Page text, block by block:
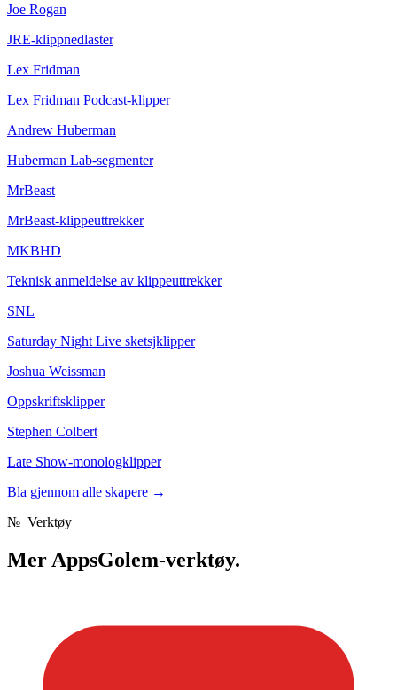
Joe Rogan
JRE-klippnedlaster
Lex Fridman
Lex Fridman Podcast-klipper
Andrew Huberman
Huberman Lab-segmenter
MrBeast
MrBeast-klippeuttrekker
MKBHD
Teknisk anmeldelse av klippeuttrekker
SNL
Saturday Night Live sketsjklipper
Joshua Weissman
Oppskriftsklipper
Stephen Colbert
Late Show-monologklipper
Bla gjennom alle skapere →
№ Verktøy
Mer AppsGolem-verktøy.